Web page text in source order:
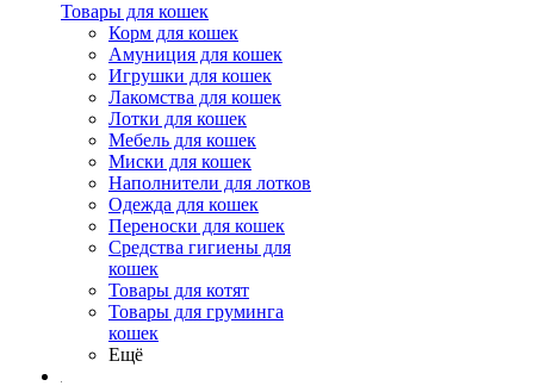
Товары для кошек
Корм для кошек
Амуниция для кошек
Игрушки для кошек
Лакомства для кошек
Лотки для кошек
Мебель для кошек
Миски для кошек
Наполнители для лотков
Одежда для кошек
Переноски для кошек
Средства гигиены для
кошек
Товары для котят
Товары для груминга
кошек
Ещё